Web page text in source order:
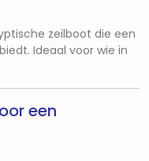
zeilboot die een
Ideaal voor wie in
een